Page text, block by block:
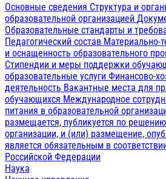
Основные сведения Структура и
образовательной организацией
Образовательные стандарты и
Педагогический состав Материально-
и оснащенность образовательного
Стипендии и меры поддержки
образовательные услуги Финансово-
деятельность Вакантные места для
обучающихся Международное
питания в образовательной
размещается, публикуется по
организации, и (или) размещение,
является обязательным в
Российской Федерации
Наука